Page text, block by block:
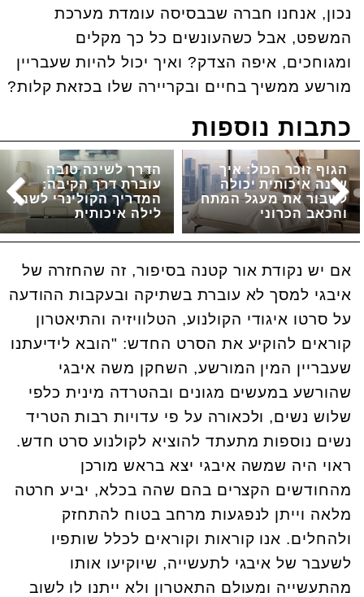
נכון, אנחנו חברה שבבסיסה עומדת מערכת
המשפט, אבל כשהעונשים כל כך מקלים
ומגוחכים, איפה הצדק? ואיך יכול להיות שעבריין
מורשע ממשיך בחיים ובקריירה שלו בכזאת קלות?
כתבות נוספות
הדרך לשינה טובה
עוברת דרך הקיבה:
המדריך הקולינרי לשנת
לילה איכותית
הגוף זוכר הכול: איך
שינה איכותית יכולה
לשבור את מעגל המתח
והכאב הכרוני
אם יש נקודת אור קטנה בסיפור, זה שהחזרה של
איבגי למסך לא עוברת בשתיקה ובעקבות ההודעה
על סרטו איגודי הקולנוע, הטלוויזיה והתיאטרון
קוראים להוקיע את הסרט החדש: "הובא לידיעתנו
שעבריין המין המורשע, השחקן משה איבגי
שהורשע במעשים מגונים ובהטרדה מינית כלפי
שלוש נשים, ולכאורה על פי עדויות רבות הטריד
נשים נוספות מתעתד להוציא לקולנוע סרט חדש.
ראוי היה שמשה איבגי יצא בראש מורכן
מהחודשים הקצרים בהם שהה בכלא, יביע חרטה
מלאה וייתן לנפגעות מרחב בטוח להתחזק
ולהחלים. אנו קוראות וקוראים לכלל שותפיו
לשעבר של איבגי לתעשייה, שיוקיעו אותו
מהתעשייה ומעולם התאטרון ולא ייתנו לו לשוב